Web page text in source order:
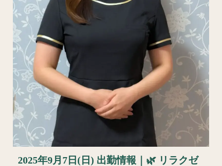
2025年9月7日(日) 出勤情報｜🌿 リラクゼ